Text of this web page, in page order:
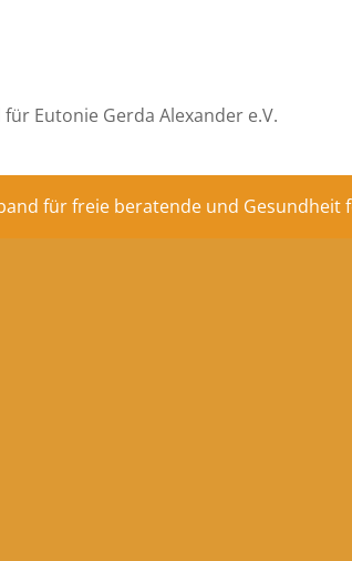
Eutonie Gerda Alexander e.V.
für freie beratende und Gesundheit